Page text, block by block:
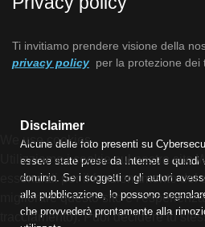
Ti invitiamo prendere visione della
privacy policy per la protezione dei
Disclaimer
Alcune delle foto presenti su
essere state prese da Internet e quindi
dominio. Se i soggetti o gli autori
alla pubblicazione, lo possono
che provvederà prontamente alla
We use cookies
Utilizziamo i cookie sul nostro sito
essenziali per il funzionamento del
migliorare questo sito e
tracciamento). Puoi decidere tu